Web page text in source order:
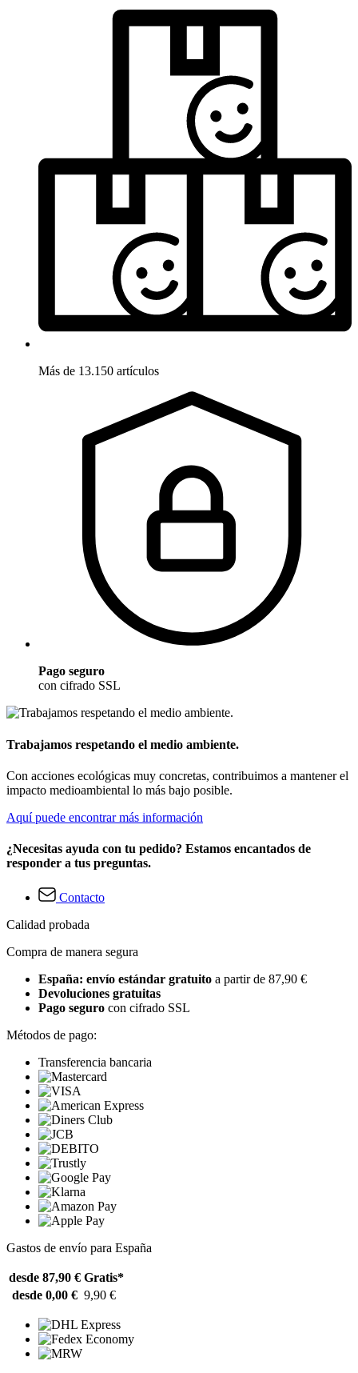
Más de 13.150 artículos
Pago seguro
con cifrado SSL
Trabajamos respetando el medio ambiente.
Con acciones ecológicas muy concretas, contribuimos a mantener el
impacto medioambiental lo más bajo posible.
Aquí puede encontrar más información
¿Necesitas ayuda con tu pedido? Estamos encantados de
responder a tus preguntas.
Contacto
Calidad probada
Compra de manera segura
España: envío estándar gratuito a partir de 87,90 €
Devoluciones gratuitas
Pago seguro con cifrado SSL
Métodos de pago:
Transferencia bancaria
Gastos de envío para España
desde 87,90 € Gratis*
desde 0,00 € 9,90 €